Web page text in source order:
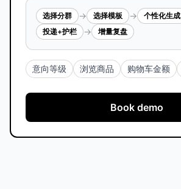
选择分群 → 选择模板 → 个性化生成
投递+护栏 → 增量复盘
意向等级 浏览商品 购物车金额
Book demo